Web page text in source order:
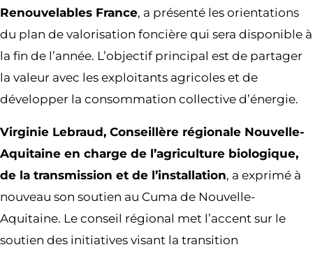
Renouvelables France, a présenté les orientations
du plan de valorisation foncière qui sera disponible à
la fin de l’année. L’objectif principal est de partager
la valeur avec les exploitants agricoles et de
développer la consommation collective d’énergie.
Virginie Lebraud, Conseillère régionale Nouvelle-
Aquitaine en charge de l’agriculture biologique,
de la transmission et de l’installation, a exprimé à
nouveau son soutien au Cuma de Nouvelle-
Aquitaine. Le conseil régional met l’accent sur le
soutien des initiatives visant la transition